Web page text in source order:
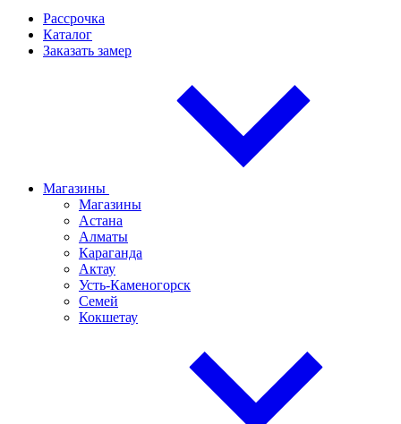
Рассрочка
Каталог
Заказать замер
Магазины
Магазины
Астана
Алматы
Караганда
Актау
Усть-Каменогорск
Семей
Кокшетау